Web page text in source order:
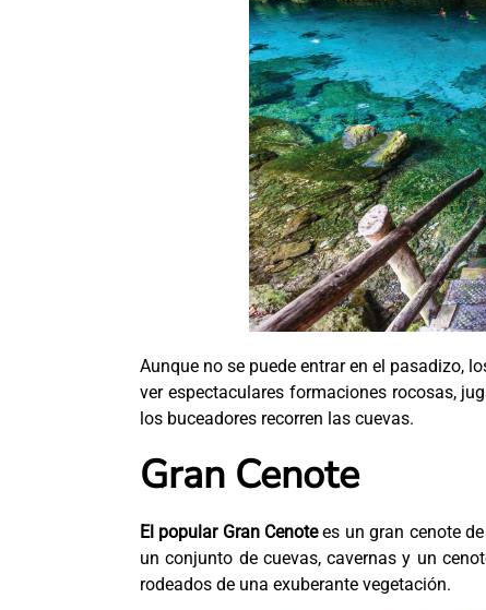
Aunque no se puede entrar en el pasadizo,
ver espectaculares formaciones rocosas,
los buceadores recorren las cuevas.
Gran Cenote
El popular Gran Cenotees un gran cenote
un conjunto de cuevas, cavernas y un
rodeados de una exuberante vegetación.